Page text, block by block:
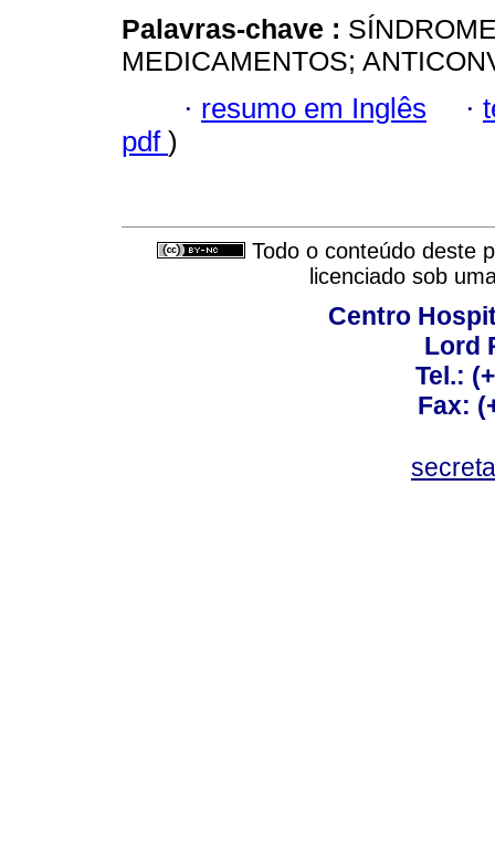
Palavras-chave :
MEDICAMENTOS;
· resumo em Inglês ·
pdf )
Todo o conteúdo deste
licenciado sob
Centro
Lord
Tel.:
Fax: